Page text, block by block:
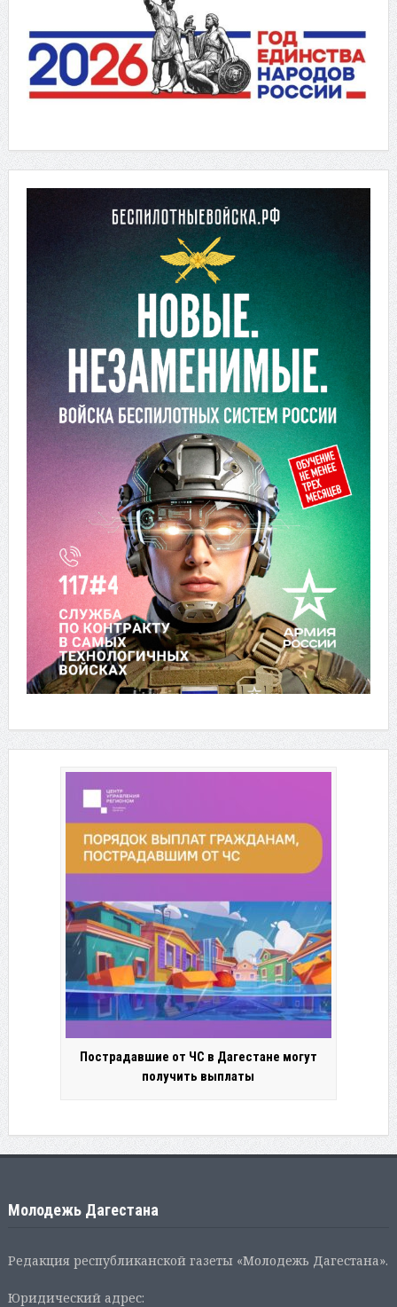
Пострадавшие от ЧС в Дагестане могут
получить выплаты
Молодежь Дагестана
Редакция республиканской газеты «Молодежь Дагестана».
Юридический адрес: